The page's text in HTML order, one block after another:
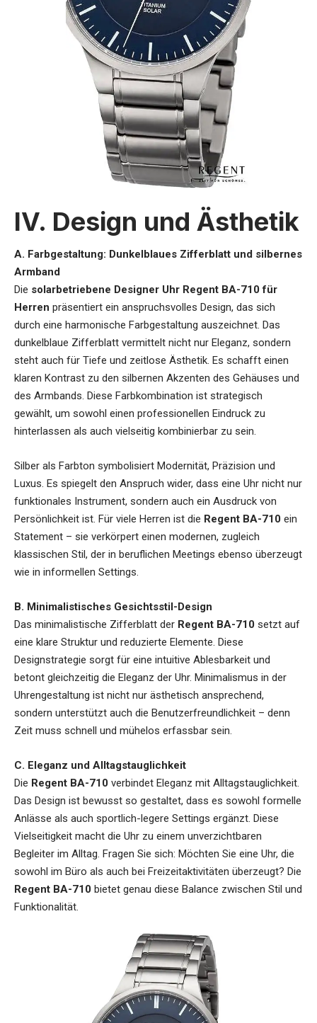
IV. Design und Ästhetik
A. Farbgestaltung: Dunkelblaues Zifferblatt und silbernes
Armband
Die solarbetriebene Designer Uhr Regent BA-710 für
Herren präsentiert ein anspruchsvolles Design, das sich
durch eine harmonische Farbgestaltung auszeichnet. Das
dunkelblaue Zifferblatt vermittelt nicht nur Eleganz, sondern
steht auch für Tiefe und zeitlose Ästhetik. Es schafft einen
klaren Kontrast zu den silbernen Akzenten des Gehäuses und
des Armbands. Diese Farbkombination ist strategisch
gewählt, um sowohl einen professionellen Eindruck zu
hinterlassen als auch vielseitig kombinierbar zu sein.
Silber als Farbton symbolisiert Modernität, Präzision und
Luxus. Es spiegelt den Anspruch wider, dass eine Uhr nicht nur
funktionales Instrument, sondern auch ein Ausdruck von
Persönlichkeit ist. Für viele Herren ist die Regent BA-710 ein
Statement – sie verkörpert einen modernen, zugleich
klassischen Stil, der in beruflichen Meetings ebenso überzeugt
wie in informellen Settings.
B. Minimalistisches Gesichtsstil-Design
Das minimalistische Zifferblatt der Regent BA-710 setzt auf
eine klare Struktur und reduzierte Elemente. Diese
Designstrategie sorgt für eine intuitive Ablesbarkeit und
betont gleichzeitig die Eleganz der Uhr. Minimalismus in der
Uhrengestaltung ist nicht nur ästhetisch ansprechend,
sondern unterstützt auch die Benutzerfreundlichkeit – denn
Zeit muss schnell und mühelos erfassbar sein.
C. Eleganz und Alltagstauglichkeit
Die Regent BA-710 verbindet Eleganz mit Alltagstauglichkeit.
Das Design ist bewusst so gestaltet, dass es sowohl formelle
Anlässe als auch sportlich-legere Settings ergänzt. Diese
Vielseitigkeit macht die Uhr zu einem unverzichtbaren
Begleiter im Alltag. Fragen Sie sich: Möchten Sie eine Uhr, die
sowohl im Büro als auch bei Freizeitaktivitäten überzeugt? Die
Regent BA-710 bietet genau diese Balance zwischen Stil und
Funktionalität.